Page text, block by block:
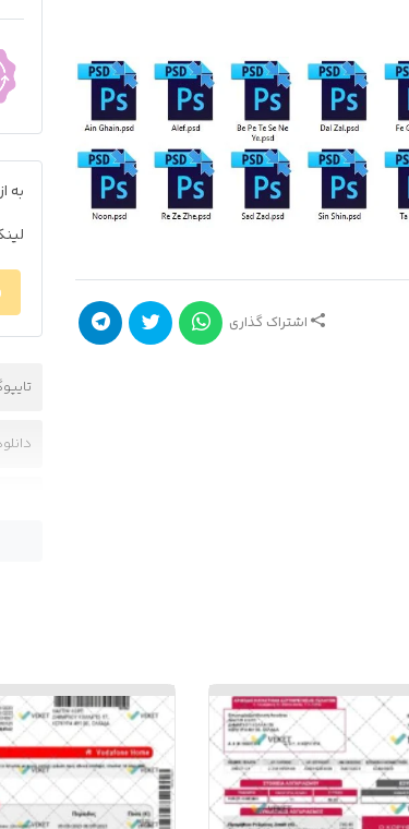
اشتراک گذاری
به